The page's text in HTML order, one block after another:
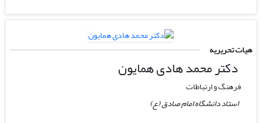
هیات تحریریه
دکتر محمد هادی همایون
فرهنگ و ارتباطات
استاد دانشگاه امام صادق (ع)